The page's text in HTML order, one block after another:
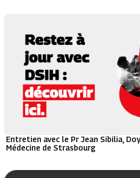
Entretien avec le Pr Jean Sibilia,
Médecine de Strasbourg